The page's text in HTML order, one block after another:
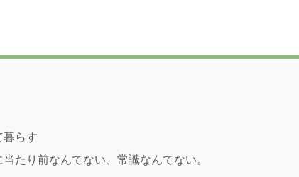
暮らす
たり前なんてない、常識なんてない。